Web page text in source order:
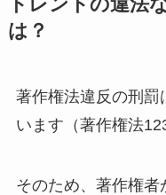
トレントの違法
は？
著作権法違反の刑罰
います（著作権法
そのため、著作権